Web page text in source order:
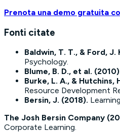
Prenota una demo gratuita
Fonti citate
Baldwin, T. T., & Ford, J.
Psychology.
Blume, B. D., et al.
Burke, L. A., & Hutchins,
Resource Development
Bersin, J. (2018).
The Josh Bersin Company
Corporate Learning.